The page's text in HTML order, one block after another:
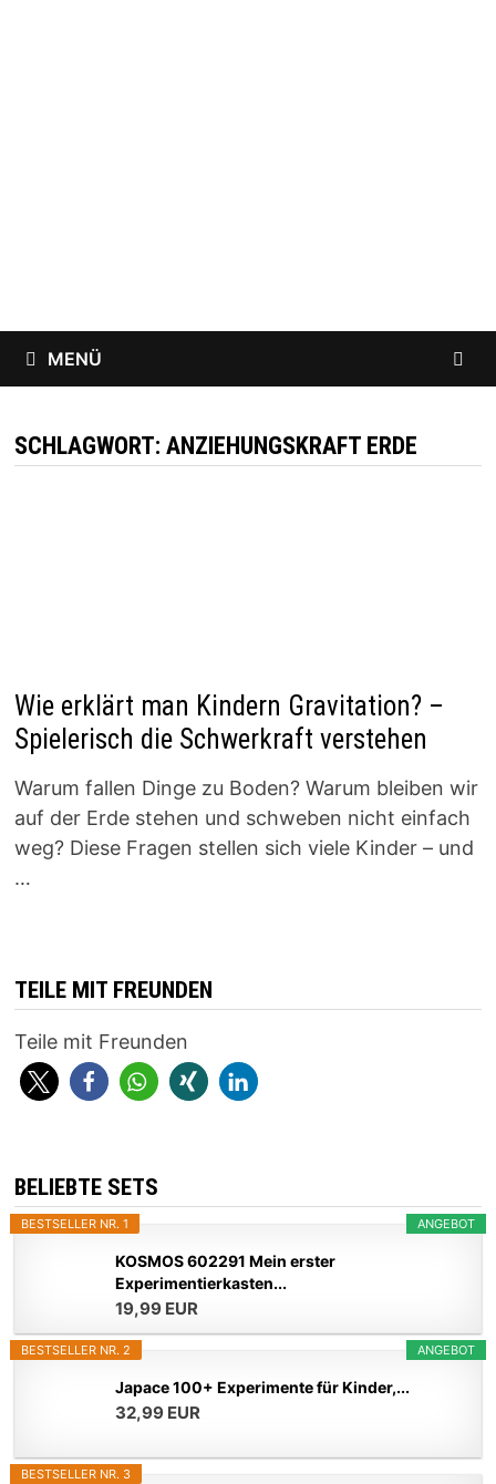
MENÜ
SCHLAGWORT: ANZIEHUNGSKRAFT ERDE
Wie erklärt man Kindern Gravitation? –
Spielerisch die Schwerkraft verstehen
Warum fallen Dinge zu Boden? Warum bleiben wir
auf der Erde stehen und schweben nicht einfach
weg? Diese Fragen stellen sich viele Kinder – und
…
TEILE MIT FREUNDEN
Teile mit Freunden
BELIEBTE SETS
ANGEBOT
BESTSELLER NR. 1
KOSMOS 602291 Mein erster
Experimentierkasten...
19,99 EUR
ANGEBOT
BESTSELLER NR. 2
Japace 100+ Experimente für Kinder,...
32,99 EUR
BESTSELLER NR. 3